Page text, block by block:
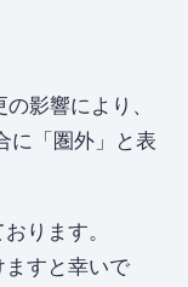
影響により、
に「圏外」と表
ります。
すと幸いで